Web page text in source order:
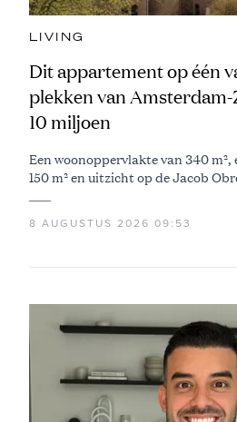
LIVING
Dit appartement op één
plekken van
10 miljoen
Een woonoppervlakte van 340
150 m² en uitzicht op de Jacob
8 AUGUSTUS 2026 09:53